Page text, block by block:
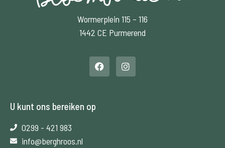
Wormerplein 115 – 116
1442 CE Purmerend
U kunt ons bereiken op
0299 - 421 983
info@berghroos.nl